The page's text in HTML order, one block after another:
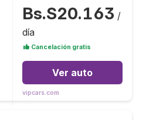
Bs.S20.163 /
día
Cancelación gratis
Ver auto
vipcars.com